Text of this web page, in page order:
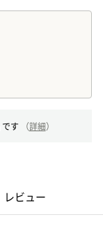
です （詳細）
レビュー